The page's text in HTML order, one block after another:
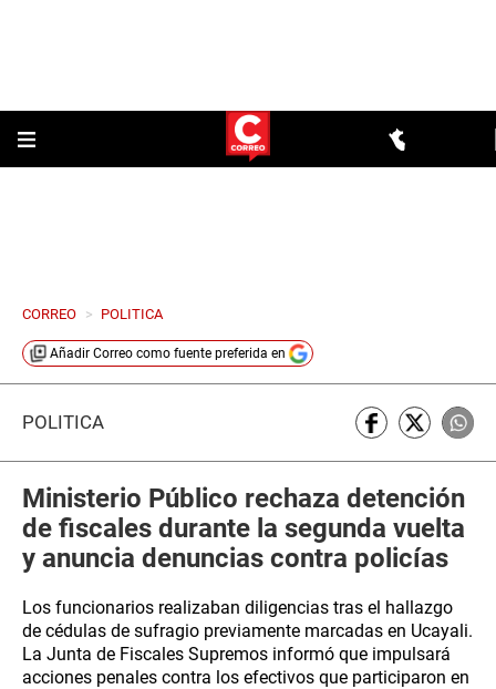
CORREO > POLITICA
Añadir Correo como fuente preferida en
POLÍTICA
Ministerio Público rechaza detención
de fiscales durante la segunda vuelta
y anuncia denuncias contra policías
Los funcionarios realizaban diligencias tras el hallazgo
de cédulas de sufragio previamente marcadas en Ucayali.
La Junta de Fiscales Supremos informó que impulsará
acciones penales contra los efectivos que participaron en